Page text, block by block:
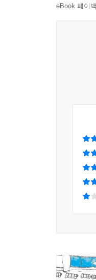
아시아의
어느새 잠
오늘날
출간하며
「철수맨
스펙트럼
인천공항
eBook 페이